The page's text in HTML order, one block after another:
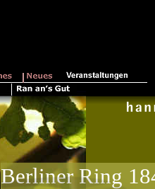
Berliner Ring